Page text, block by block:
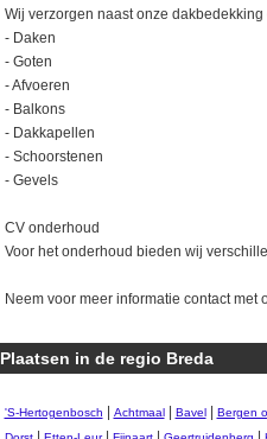
Wij verzorgen naast onze
- Daken
- Goten
- Afvoeren
- Balkons
- Dakkapellen
- Schoorstenen
- Gevels
CV onderhoud
Voor het onderhoud bieden wij
Neem voor meer informatie contact met
Plaatsen in de regio Breda
'S-Hertogenbosch Achtmaal| Bavel| Bergen